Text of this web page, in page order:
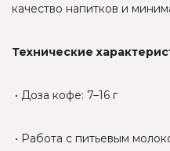
качество напитков и
Технические
• Доза кофе: 7–16 г
• Работа с питьевым